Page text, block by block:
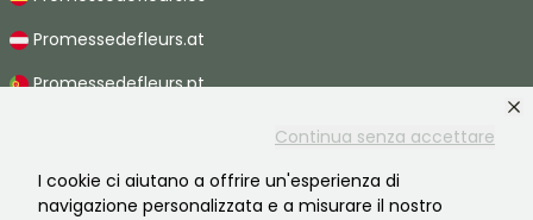
Continua senza accettare
I cookie ci aiutano a offrire un'esperienza di
navigazione personalizzata e a misurare il nostro
Promessedefleurs.at
Promessedefleurs.pt
Promessedefleurs.be
Promessedefleurs.ch